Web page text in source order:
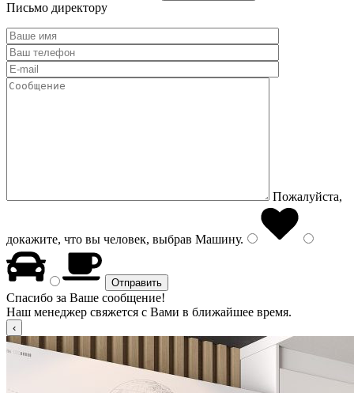
Письмо директору
Пожалуйста,
докажите, что вы человек, выбрав Машину.
Спасибо за Ваше сообщение!
Наш менеджер свяжется с Вами в ближайшее время.